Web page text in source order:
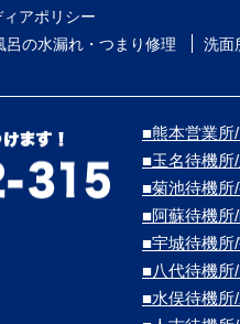
アポリシー
呂の水漏れ・つまり修理 洗面
■熊本営業所
■玉名待機所
■菊池待機所
■阿蘇待機所
■宇城待機所
■八代待機所
■水俣待機所